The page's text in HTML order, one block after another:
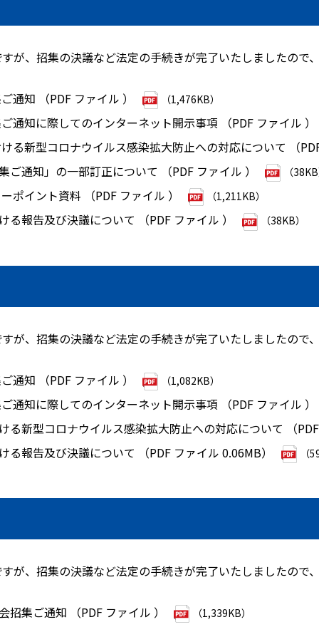
が、招集の決議など法定の手続きが完了いたしましたの
通知 （PDF ファイル ） （1,476KB）
通知に際してのインターネット開示事項 （PDF ファイル ）
る新型コロナウイルス感染拡大防止への対応について （
通知」の一部訂正について （PDF ファイル ）
（
ポイント資料 （PDF ファイル ） （1,211KB）
報告及び決議について （PDF ファイル ） （38KB）
が、招集の決議など法定の手続きが完了いたしましたの
通知 （PDF ファイル ） （1,082KB）
通知に際してのインターネット開示事項 （PDF ファイル ）
る新型コロナウイルス感染拡大防止への対応について （
報告及び決議について （PDF ファイル 0.06MB）
（
が、招集の決議など法定の手続きが完了いたしましたの
招集ご通知 （PDF ファイル ） （1,339KB）